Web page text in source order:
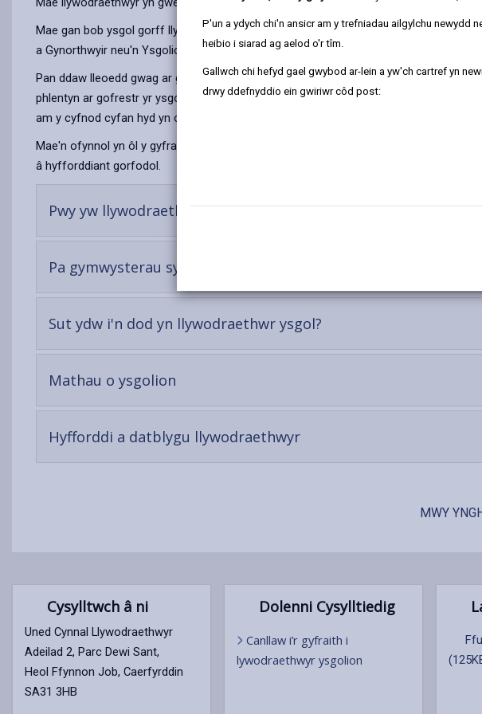
P'un a ydych chi'n ansicr am y trefniadau ailgylchu newydd
heibio i siarad ag aelod o'r tîm.
Gallwch chi hefyd gael gwybod ar-lein a yw'ch cartref yn
drwy ddefnyddio ein gwiriwr côd post:
Mae gan bob ysgol gorff llywodraethu sy'n cynnwys aelodau o'r gymuned leol,
a Gynorthwyir neu'n Ysgolion Gwirfoddol a Reolir) hefyd yn cael eu cynrychioli gan
Pan ddaw lleoedd gwag ar gyfer rhiant-lywodraethwyr, dosberthir gwybodaeth trwy
phlentyn ar gofrestr yr ysgol y mae'r Corff Llywodraethu'n gyfrifol amdani. Pedair
am y cyfnod cyfan hyd yn oed os nad yw eich plentyn bellach yn ddisgybl yn yr ysgol
Mae'n ofynnol yn ôl y gyfraith i Gyrff Llywodraethu gwrdd o leiaf unwaith y tymor,
â hyfforddiant gorfodol.
Pwy yw llywodraethwyr ysgol?-
Pa gymwysterau sydd eu hangen ar lywodraethwyr?
content
Sut ydw i'n dod yn llywodraethwr ysgol?
content
Mathau o ysgolion
content
Hyfforddi a datblygu llywodraethwyr-
content
Cysylltwch â ni
Uned Cynnal Llywodraethwyr
Adeilad 2, Parc Dewi Sant,
Heol Ffynnon Job, Caerfyrddin
SA31 3HB
Dolenni Cysylltiedig
Canllaw i’r gyfraith i
lywodraethwyr ysgolion